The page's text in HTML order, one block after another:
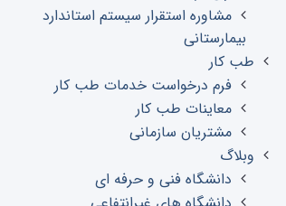
مشاوره استقرار سیستم استاندارد
بیمارستانی
طب کار
فرم درخواست خدمات طب کار
معاینات طب کار
مشتریان سازمانی
وبلاگ
دانشگاه فنی و حرفه ای